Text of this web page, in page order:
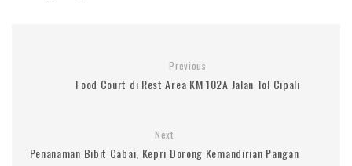
Previous
Food Court di Rest Area KM 102A Jalan Tol Cipali
Next
Penanaman Bibit Cabai, Kepri Dorong Kemandirian Pangan